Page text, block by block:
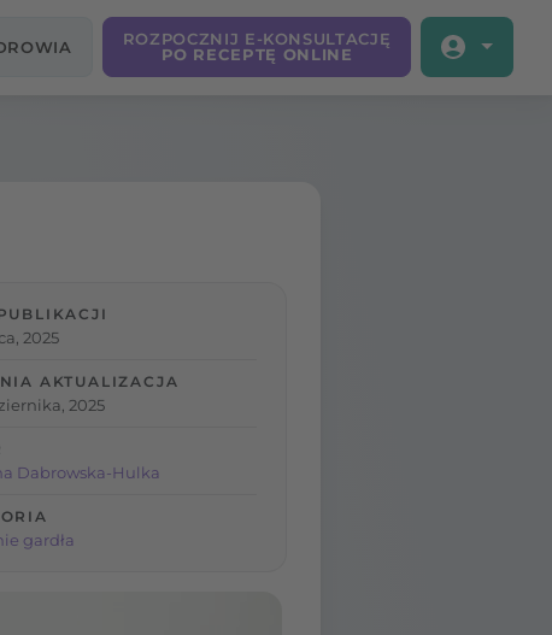
ROZPOCZNIJ E-KONSULTACJĘ
PO RECEPTĘ ONLINE
2025
AKTUALIZACJA
2025
Dabrowska-Hulka
gardła